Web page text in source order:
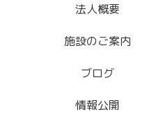
法人概要
施設のご案内
ブログ
情報公開